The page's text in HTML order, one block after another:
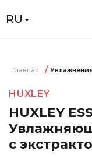
RU
Главная
HUXLEY
HUXLEY
с